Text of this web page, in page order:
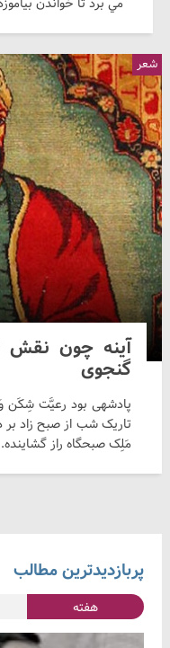
آینه چون نقش
گنجوی
پادشهی بود رعیَّت
تاریک شب از صبح زاد
مَلِک صبحگاه راز
شعر
پربازدیدترین مطالب
هفته